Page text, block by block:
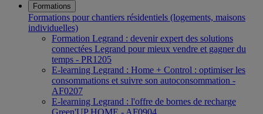
Formations
Formations pour chantiers résidentiels (logements, maisons
individuelles)
Formation Legrand : devenir expert des solutions
connectées Legrand pour mieux vendre et gagner du
temps - PR1205
E-learning Legrand : Home + Control : optimiser les
consommations et suivre son autoconsommation -
AF0207
E-learning Legrand : l'offre de bornes de recharge
Green'UP HOME - AF0904